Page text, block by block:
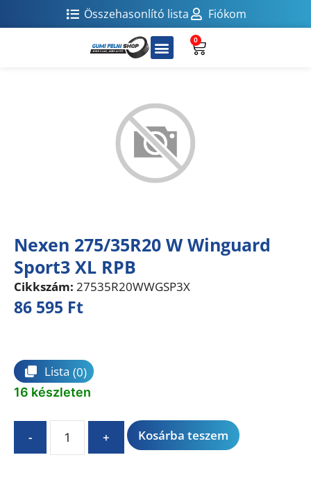
Összehasonlító lista Fiókom
0
Nexen 275/35R20 W Winguard
Sport3 XL RPB
Cikkszám: 27535R20WWGSP3X
86 595 Ft
Lista (0)
16 készleten
- + Kosárba teszem